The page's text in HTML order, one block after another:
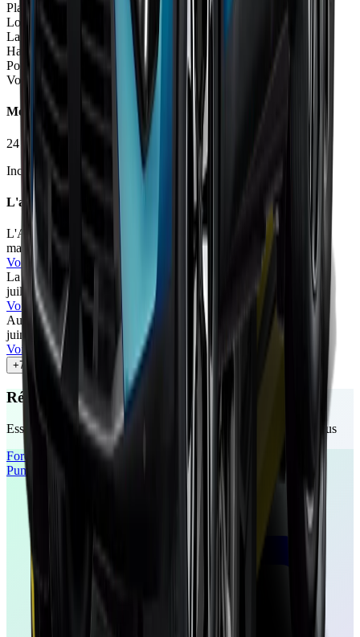
Places
Longueur
Largeur1.77
Hauteur
1.60
Poids à vide
1265 - 1380
kg
Volume coffre
L
Moteurs et Finitions
24motorisation finition s
Inclure Malus 2026
L'avis des experts
L'Argus
mars 2025
Camille Pinet
Voir l'article
La Revue Automobile
63
juil. 2024
Daniel Latif
Voir l'article
Automoto
73
juin 2024• Nicolas Briouze
Voir l'article
+7 autres avis
Réservez votre essai gratuit
Essayez ces véhicules chez un concessionnaire près de chez vous
Ford
Puma